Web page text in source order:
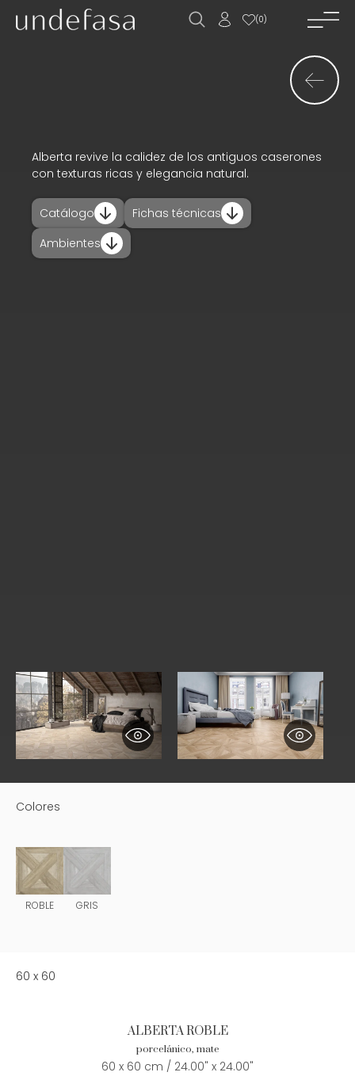
(0)
productos_
descargas_
proyectos_
trabaja con
Alberta revive la calidez de los antiguos caserones
con texturas ricas y elegancia natural.
Catálogo
Fichas técnicas
Ambientes
Colores
ROBLE GRIS
60 x 60
ALBERTA ROBLE
porcelánico, mate
60 x 60 cm / 24.00" x 24.00"